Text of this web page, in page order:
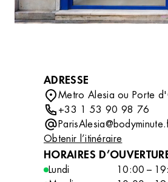
ADRESSE
Metro Alesia ou Porte
+33 1 53 90 98 76
Obtenir l’itinéraire
HORAIRES
Lundi
10:00 –